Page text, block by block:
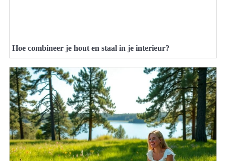
Hoe combineer je hout en staal in je interieur?